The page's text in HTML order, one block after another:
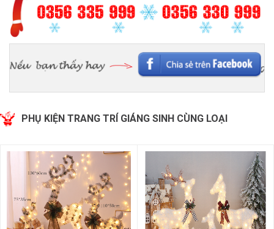
PHỤ KIỆN TRANG TRÍ GIÁNG SINH CÙNG LOẠI